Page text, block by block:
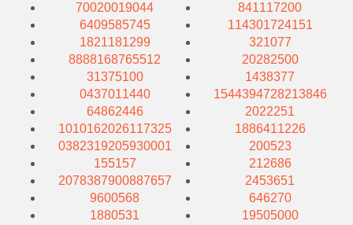
70020019044
6409585745
1821181299
8888168765512
31375100
0437011440
64862446
1010162026117325
0382319205930001
155157
2078387900887657
9600568
1880531
841117200
114301724151
321077
20282500
1438377
1544394728213846
2022251
1886411226
200523
212686
2453651
646270
19505000